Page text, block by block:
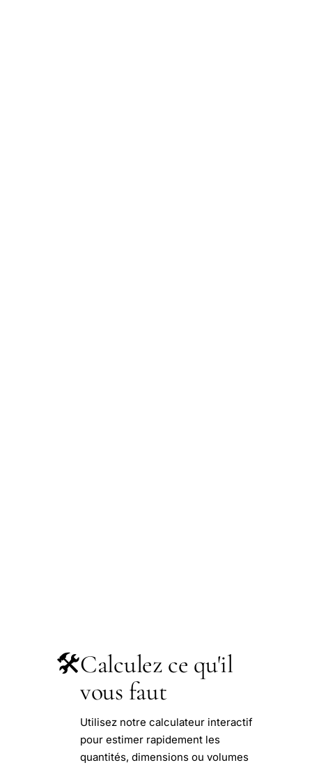
🛠️Calculez ce qu'il
vous faut
Utilisez notre calculateur interactif
pour estimer rapidement les
quantités, dimensions ou volumes